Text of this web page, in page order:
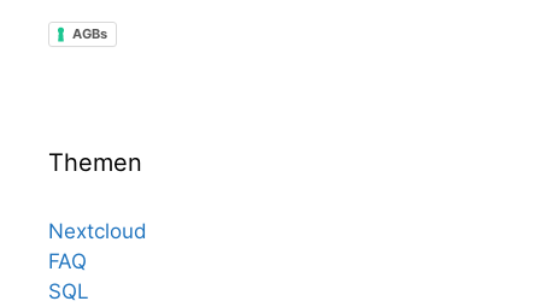
AGBs
Themen
Nextcloud
FAQ
SQL